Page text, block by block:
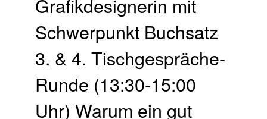
Grafikdesignerin mit
Schwerpunkt Buchsatz
3. & 4. Tisch­gespräche-
Runde (13:30-15:00
Uhr) Warum ein gut